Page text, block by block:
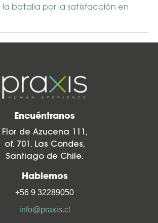
la batalla por la satisfacción en
Encuéntranos
Flor de Azucena 111,
of. 701. Las Condes,
Santiago de Chile.
Hablemos
+56 9 32289050
info@praxis.cl